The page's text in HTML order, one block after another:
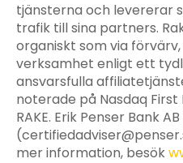
tjänsterna och levererar
trafik till sina partners.
organiskt som via
verksamhet enligt ett
ansvarsfulla
noterade på Nasdaq
RAKE. Erik Penser Bank
(
mer information, besök